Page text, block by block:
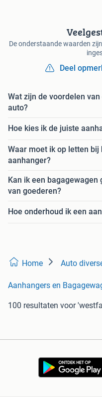
De onderstaande waarden
Deel
Wat zijn de voordelen
auto?
Hoe kies ik de juiste
Waar moet ik op letten bij
aanhanger?
Kan ik een
van goederen?
Hoe onderhoud ik een
Home Auto
Aanhangers en
100 resultaten voor